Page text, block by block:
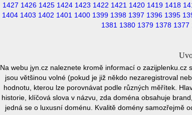
1427 1426 1425 1424 1423 1422 1421 1420 1419 1418
1404 1403 1402 1401 1400 1399 1398 1397 1396 1395
1381 1380 1379 1378 1377
Na webu jyn.cz naleznete kromě informací o
jsou většinou volné (pokud je již někdo nezaregistroval
hodnotu, kterou lze porovnávat podle různých měřítek.
historie, klíčová slova v názvu, zda doména obsahuje
jedná se o luxusní doménu. Kvalitě domény samozřejmě